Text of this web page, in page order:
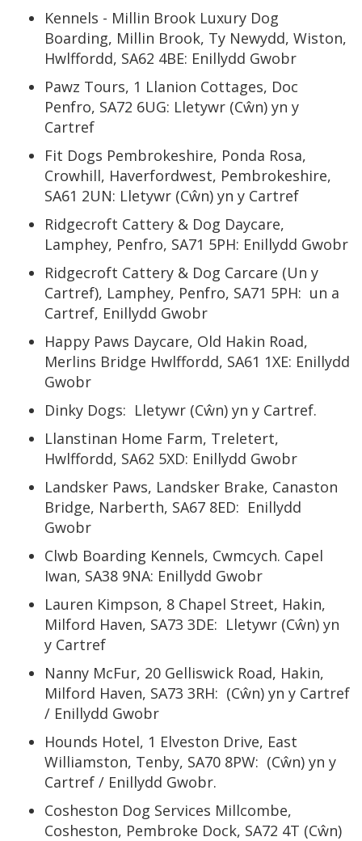
Kennels - Millin Brook Luxury Dog
Boarding, Millin Brook, Ty Newydd, Wiston,
Hwlffordd, SA62 4BE: Enillydd Gwobr
Pawz Tours, 1 Llanion Cottages, Doc
Penfro, SA72 6UG: Lletywr (Cŵn) yn y
Cartref
Fit Dogs Pembrokeshire, Ponda Rosa,
Crowhill, Haverfordwest, Pembrokeshire,
SA61 2UN: Lletywr (Cŵn) yn y Cartref
Ridgecroft Cattery & Dog Daycare,
Lamphey, Penfro, SA71 5PH: Enillydd Gwobr
Ridgecroft Cattery & Dog Carcare (Un y
Cartref), Lamphey, Penfro, SA71 5PH: un a
Cartref, Enillydd Gwobr
Happy Paws Daycare, Old Hakin Road,
Merlins Bridge Hwlffordd, SA61 1XE: Enillydd
Gwobr
Dinky Dogs: Lletywr (Cŵn) yn y Cartref.
Llanstinan Home Farm, Treletert,
Hwlffordd, SA62 5XD: Enillydd Gwobr
Landsker Paws, Landsker Brake, Canaston
Bridge, Narberth, SA67 8ED: Enillydd
Gwobr
Clwb Boarding Kennels, Cwmcych. Capel
Iwan, SA38 9NA: Enillydd Gwobr
Lauren Kimpson, 8 Chapel Street, Hakin,
Milford Haven, SA73 3DE: Lletywr (Cŵn) yn
y Cartref
Nanny McFur, 20 Gelliswick Road, Hakin,
Milford Haven, SA73 3RH: (Cŵn) yn y Cartref
/ Enillydd Gwobr
Hounds Hotel, 1 Elveston Drive, East
Williamston, Tenby, SA70 8PW: (Cŵn) yn y
Cartref / Enillydd Gwobr.
Cosheston Dog Services Millcombe,
Cosheston, Pembroke Dock, SA72 4T (Cŵn)